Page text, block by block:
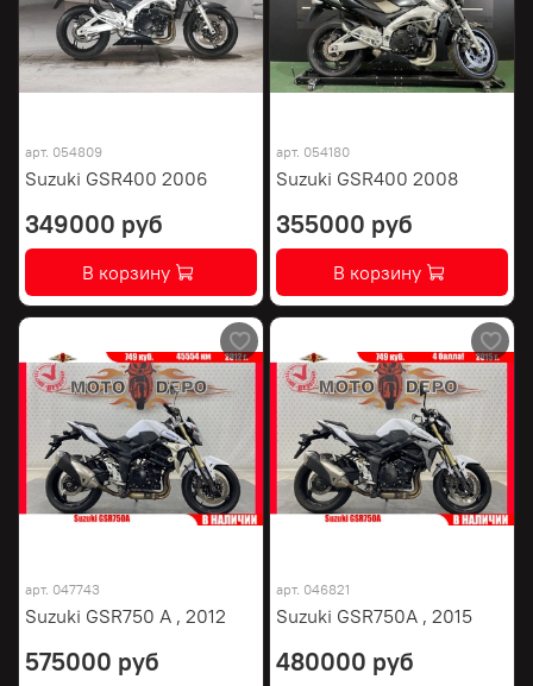
арт. 054809
Suzuki GSR400 2006
349000 руб
В корзину
арт. 054180
Suzuki GSR400 2008
355000 руб
В корзину
арт. 047743
Suzuki GSR750 A , 2012
575000 руб
арт. 046821
Suzuki GSR750A , 2015
480000 руб